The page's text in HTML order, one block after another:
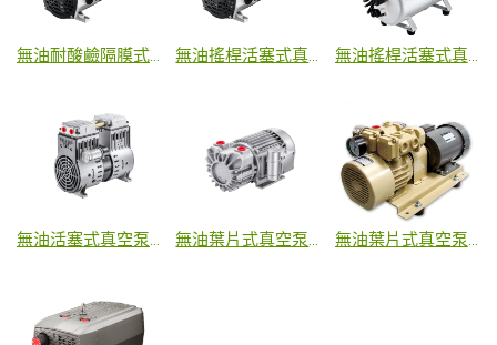
無油耐酸鹼隔膜式真空泵浦 無油搖桿活塞式真空泵浦 無油搖桿活塞式真空泵浦
無油活塞式真空泵浦 無油葉片式真空泵浦 無油葉片式真空泵浦